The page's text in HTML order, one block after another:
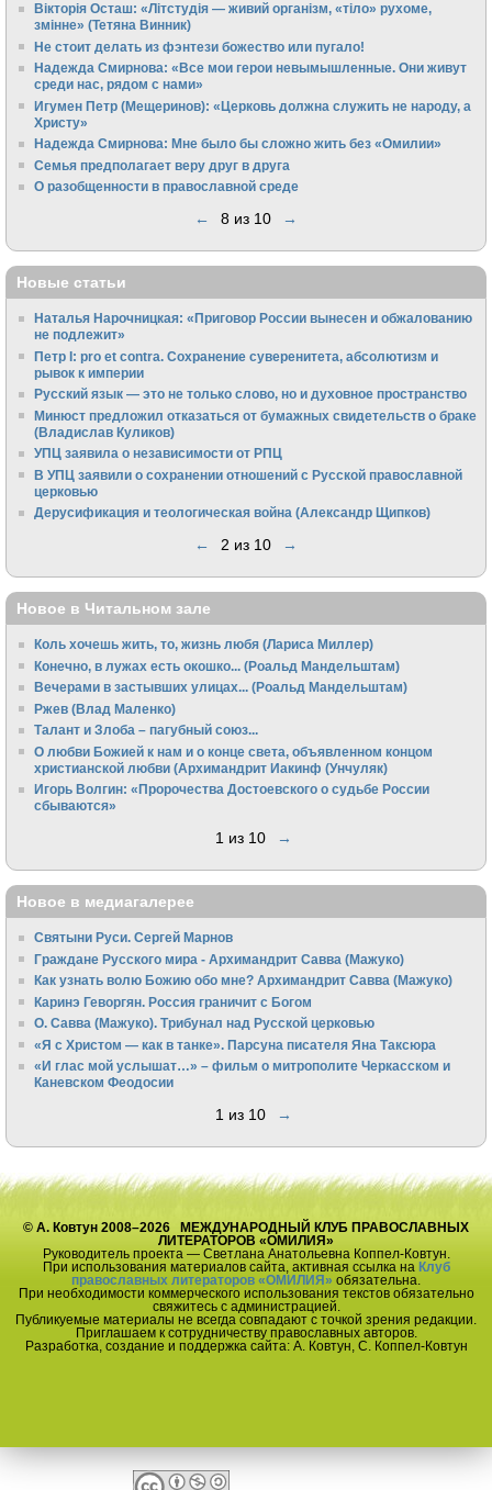
Вікторія Осташ: «Літстудія — живий організм, «тіло» рухоме,
змінне» (Тетяна Винник)
Не стоит делать из фэнтези божество или пугало!
Надежда Смирнова: «Все мои герои невымышленные. Они живут
среди нас, рядом с нами»
Игумен Петр (Мещеринов): «Церковь должна служить не народу, а
Христу»
Надежда Смирнова: Мне было бы сложно жить без «Омилии»
Семья предполагает веру друг в друга
О разобщенности в православной среде
← 8 из 10 →
Новые статьи
Наталья Нарочницкая: «Приговор России вынесен и обжалованию
не подлежит»
Петр I: pro et contra. Сохранение суверенитета, абсолютизм и
рывок к империи
Русский язык — это не только слово, но и духовное пространство
Минюст предложил отказаться от бумажных свидетельств о браке
(Владислав Куликов)
УПЦ заявила о независимости от РПЦ
В УПЦ заявили о сохранении отношений с Русской православной
церковью
Дерусификация и теологическая война (Александр Щипков)
← 2 из 10 →
Новое в Читальном зале
Коль хочешь жить, то, жизнь любя (Лариса Миллер)
Конечно, в лужах есть окошко... (Роальд Мандельштам)
Вечерами в застывших улицах... (Роальд Мандельштам)
Ржев (Влад Маленко)
Талант и Злоба – пагубный союз...
О любви Божией к нам и о конце света, объявленном концом
христианской любви (Архимандрит Иакинф (Унчуляк)
Игорь Волгин: «Пророчества Достоевского о судьбе России
сбываются»
1 из 10 →
Новое в медиагалерее
Святыни Руси. Сергей Марнов
Граждане Русского мира - Архимандрит Савва (Мажуко)
Как узнать волю Божию обо мне? Архимандрит Савва (Мажуко)
Каринэ Геворгян. Россия граничит с Богом
О. Савва (Мажуко). Трибунал над Русской церковью
«Я с Христом — как в танке». Парсуна писателя Яна Таксюра
«И глас мой услышат…» – фильм о митрополите Черкасском и
Каневском Феодосии
1 из 10 →
© А. Ковтун 2008–2026 МЕЖДУНАРОДНЫЙ КЛУБ ПРАВОСЛАВНЫХ
ЛИТЕРАТОРОВ «ОМИЛИЯ»
Руководитель проекта — Светлана Анатольевна Коппел-Ковтун.
При использования материалов сайта, активная ссылка на Клуб
православных литераторов «ОМИЛИЯ» обязательна.
При необходимости коммерческого использования текстов обязательно
свяжитесь с администрацией.
Публикуемые материалы не всегда совпадают с точкой зрения редакции.
Приглашаем к сотрудничеству православных авторов.
Разработка, создание и поддержка сайта: А. Ковтун, С. Коппел-Ковтун